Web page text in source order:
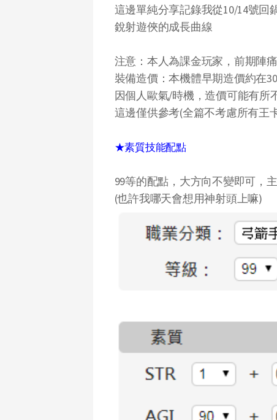
這邊單純分享記錄我從10/14號回
銳射遊俠的成長曲線
注意：本人為課金玩家，前期陣
裝備造價：本機體早期造價約在
因個人歐氣/時機，造價可能有所
這邊僅供參考(全篇不考慮所有王
★素質技能配點
99等的配點，大方向不變即可，
(也許我哪天會想用神射頭上嘛)